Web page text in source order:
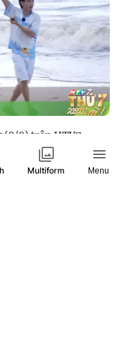
(8/8) trên HTV7
Multiform Menu